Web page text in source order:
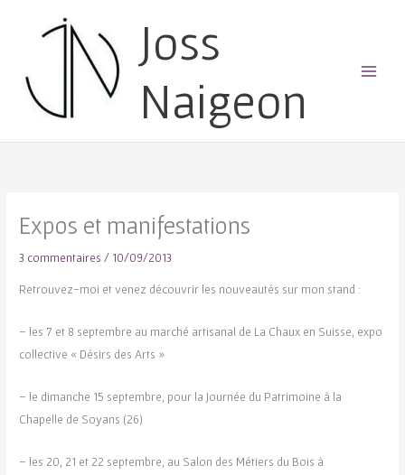
Joss
Naigeon
Expos et manifestations
3 commentaires / 10/09/2013
Retrouvez-moi et venez découvrir les nouveautés sur mon stand :
– les 7 et 8 septembre au marché artisanal de La Chaux en Suisse, expo
collective « Désirs des Arts »
– le dimanche 15 septembre, pour la Journée du Patrimoine à la
Chapelle de Soyans (26)
– les 20, 21 et 22 septembre, au Salon des Métiers du Bois à